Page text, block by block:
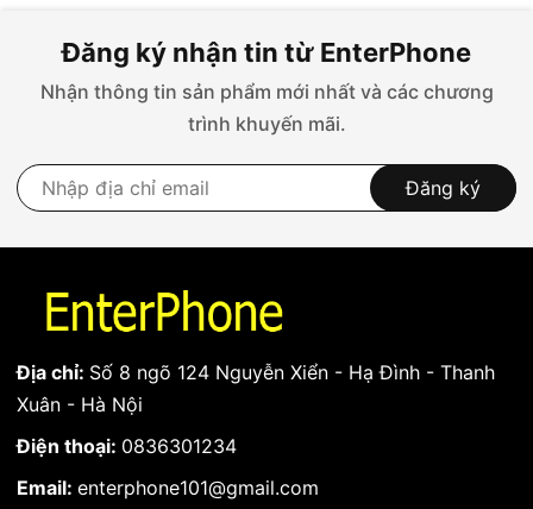
Sản phẩm được bảo hành 01 tháng kể từ khi nhận
hàng.
(Không bảo hành khi rách, nát cáp, có dấu hiệu rơi
Đăng ký nhận tin từ EnterPhone
Nhận thông tin sản phẩm mới nhất và các chương
trình khuyến mãi.
Đăng ký
Địa chỉ: Số 8 ngõ 124 Nguyễn Xiển - Hạ Đình - Thanh
Xuân - Hà Nội
Điện thoại: 0836301234
Email: enterphone101@gmail.com